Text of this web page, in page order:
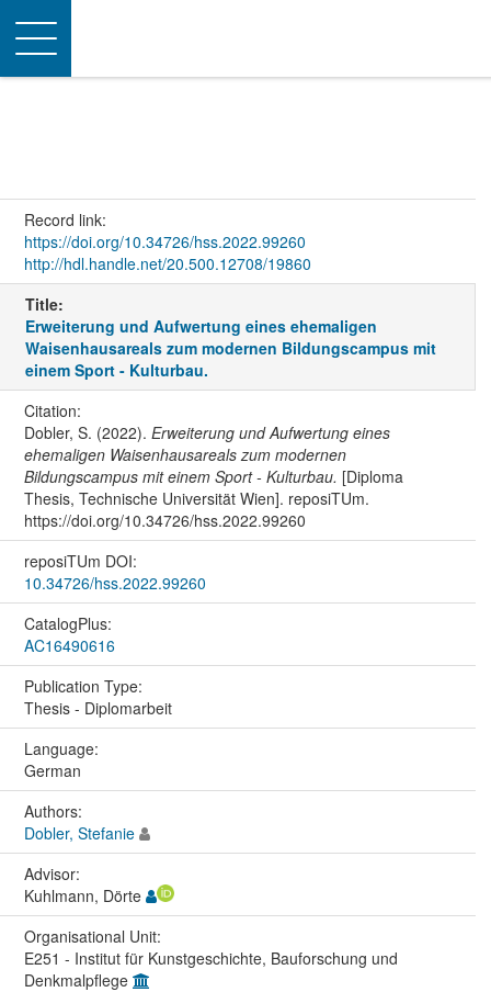
Toggle
navigation
Record link:
https://doi.org/10.34726/hss.2022.99260
http://hdl.handle.net/20.500.12708/19860
Title:
Erweiterung und Aufwertung eines ehemaligen
Waisenhausareals zum modernen Bildungscampus mit
einem Sport - Kulturbau.
Citation:
Dobler, S. (2022). Erweiterung und Aufwertung eines
ehemaligen Waisenhausareals zum modernen
Bildungscampus mit einem Sport - Kulturbau. [Diploma
Thesis, Technische Universität Wien]. reposiTUm.
https://doi.org/10.34726/hss.2022.99260
reposiTUm DOI:
10.34726/hss.2022.99260
CatalogPlus:
AC16490616
Publication Type:
Thesis - Diplomarbeit
Language:
German
Authors:
Dobler, Stefanie
Advisor:
Kuhlmann, Dörte
Organisational Unit:
E251 - Institut für Kunstgeschichte, Bauforschung und
Denkmalpflege